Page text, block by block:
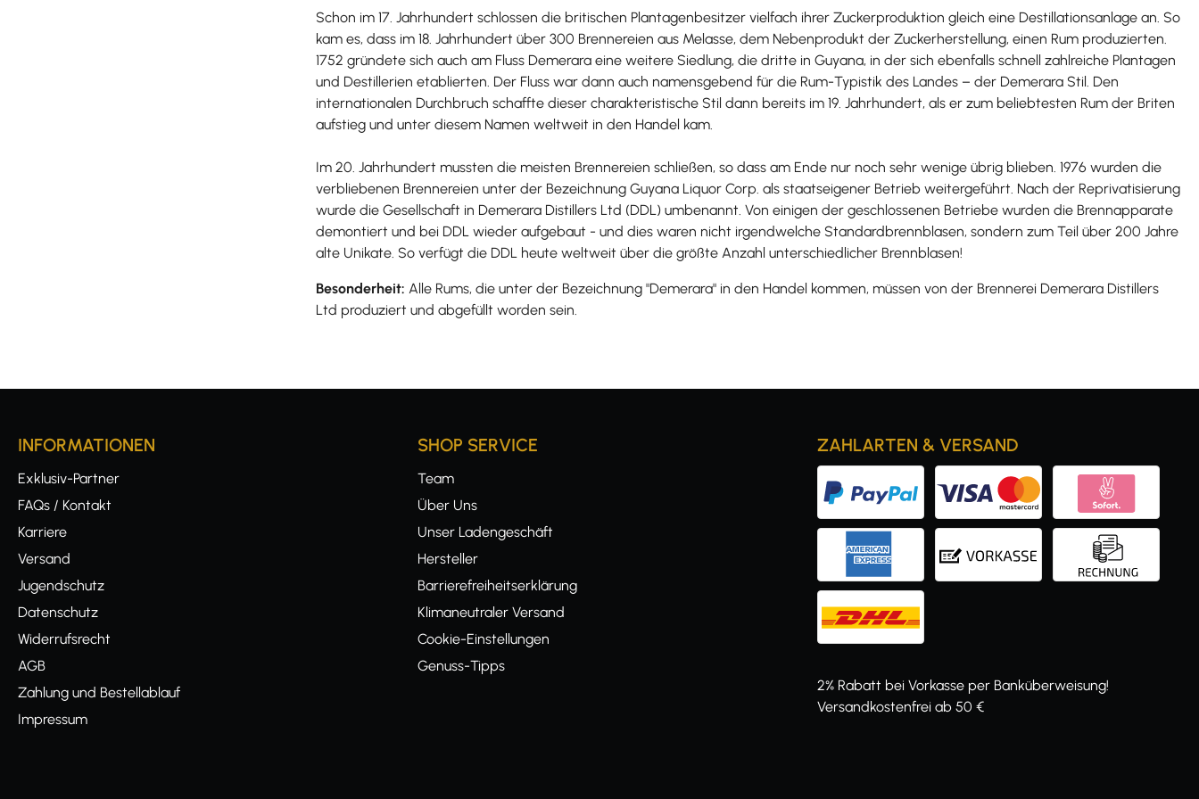
Schon im 17. Jahrhundert schlossen die britischen Plantagenbesitzer vielfach ihrer Zuckerproduktion gleich eine Destillationsanlage an. So
kam es, dass im 18. Jahrhundert über 300 Brennereien aus Melasse, dem Nebenprodukt der Zuckerherstellung, einen Rum produzierten.
1752 gründete sich auch am Fluss Demerara eine weitere Siedlung, die dritte in Guyana, in der sich ebenfalls schnell zahlreiche Plantagen
und Destillerien etablierten. Der Fluss war dann auch namensgebend für die Rum-Typistik des Landes – der Demerara Stil. Den
internationalen Durchbruch schaffte dieser charakteristische Stil dann bereits im 19. Jahrhundert, als er zum beliebtesten Rum der Briten
aufstieg und unter diesem Namen weltweit in den Handel kam.
Im 20. Jahrhundert mussten die meisten Brennereien schließen, so dass am Ende nur noch sehr wenige übrig blieben. 1976 wurden die
verbliebenen Brennereien unter der Bezeichnung Guyana Liquor Corp. als staatseigener Betrieb weitergeführt. Nach der Reprivatisierung
wurde die Gesellschaft in Demerara Distillers Ltd (DDL) umbenannt. Von einigen der geschlossenen Betriebe wurden die Brennapparate
demontiert und bei DDL wieder aufgebaut - und dies waren nicht irgendwelche Standardbrennblasen, sondern zum Teil über 200 Jahre
alte Unikate. So verfügt die DDL heute weltweit über die größte Anzahl unterschiedlicher Brennblasen!
Besonderheit: Alle Rums, die unter der Bezeichnung "Demerara" in den Handel kommen, müssen von der Brennerei Demerara Distillers
Ltd produziert und abgefüllt worden sein.
INFORMATIONEN
Exklusiv-Partner
FAQs / Kontakt
Karriere
Versand
Jugendschutz
Datenschutz
Widerrufsrecht
AGB
Zahlung und Bestellablauf
Impressum
SHOP SERVICE
Team
Über Uns
Unser Ladengeschäft
Hersteller
Barrierefreiheitserklärung
Klimaneutraler Versand
Cookie-Einstellungen
Genuss-Tipps
ZAHLARTEN & VERSAND
2% Rabatt bei Vorkasse per Banküberweisung!
Versandkostenfrei ab 50 €